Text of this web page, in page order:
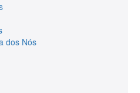
dos Nós